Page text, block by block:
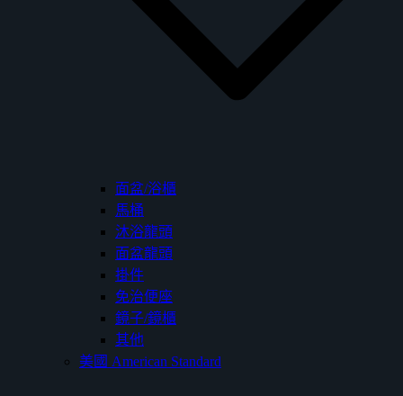
面盆/浴櫃
馬桶
沐浴龍頭
面盆龍頭
掛件
免治便座
鏡子/鏡櫃
其他
美國 American Standard